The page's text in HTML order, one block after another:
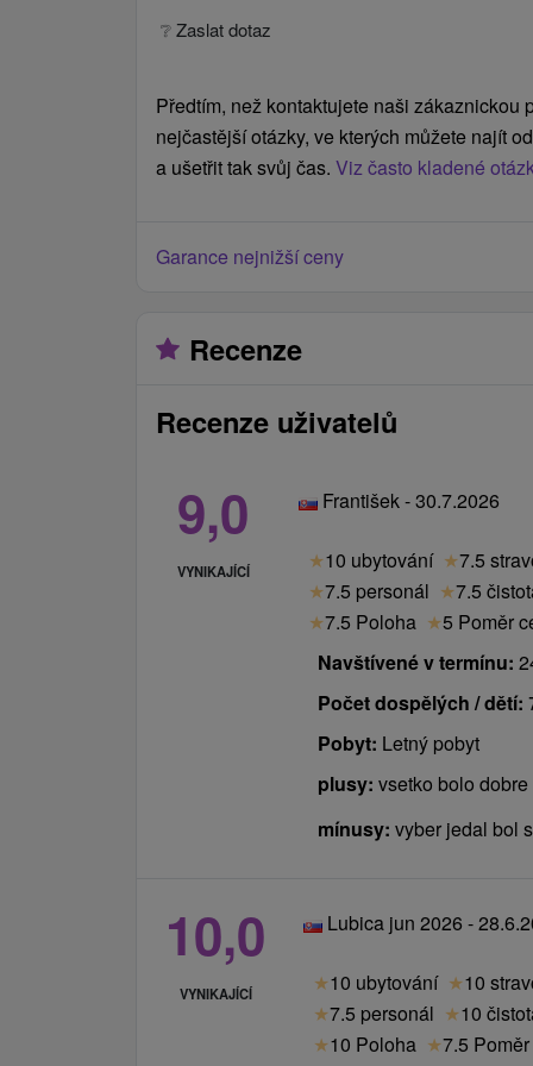
❔ Zaslat dotaz
Předtím, než kontaktujete naši zákaznickou
nejčastější otázky, ve kterých můžete najít
a ušetřit tak svůj čas. Viz často kladené
Garance nejnižší ceny
Recenze
Recenze uživatelů
9,0
VYNIKAJÍCÍ
František - 30.7.2026
★10 ubytování ★7.5
★7.5 personál ★7.5
★7.5 Poloha ★5 Poměr
Navštívené v termínu:
Počet dospělých / dětí:
Pobyt: Letný pobyt
plusy: vsetko bolo dobre
mínusy: vyber jedal bol
10,0
VYNIKAJÍCÍ
Lubica jun 2026 -
★10 ubytování ★10
★7.5 personál ★10
★10 Poloha ★7.5